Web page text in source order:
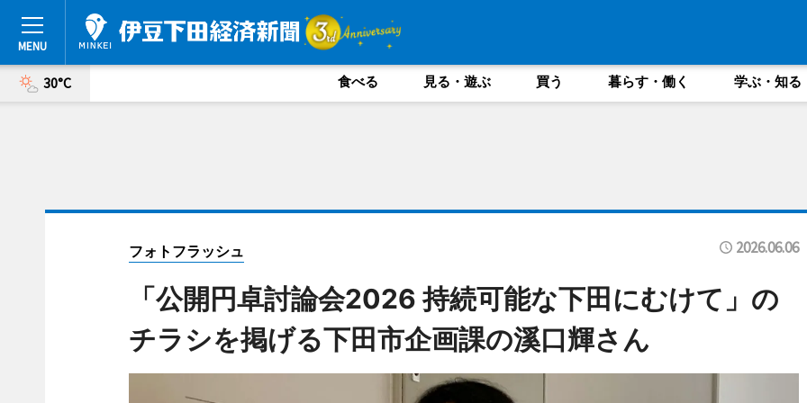
30°C 食べる 見る・遊ぶ 買う 暮らす・働く 学ぶ・知る
フォトフラッシュ 2026.06.06
「公開円卓討論会2026 持続可能な下田にむけて」の
チラシを掲げる下田市企画課の溪口輝さん